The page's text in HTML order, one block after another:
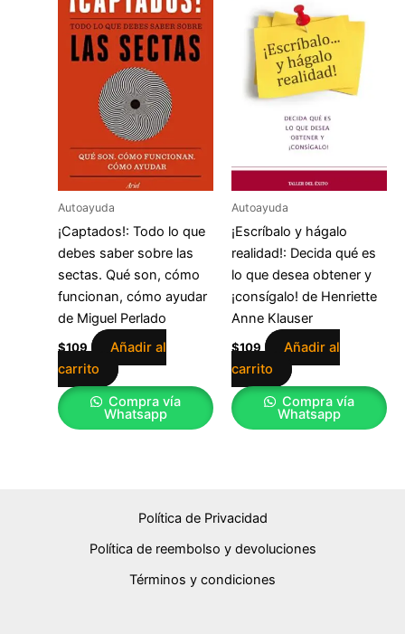
Autoayuda
¡Captados!: Todo lo que
debes saber sobre las
sectas. Qué son, cómo
funcionan, cómo ayudar
de Miguel Perlado
$109
Añadir al
carrito
Compra vía
Whatsapp
Autoayuda
¡Escríbalo y hágalo
realidad!: Decida qué es
lo que desea obtener y
¡consígalo! de Henriette
Anne Klauser
$109
Añadir al
carrito
Compra vía
Whatsapp
Política de Privacidad
Política de reembolso y devoluciones
Términos y condiciones